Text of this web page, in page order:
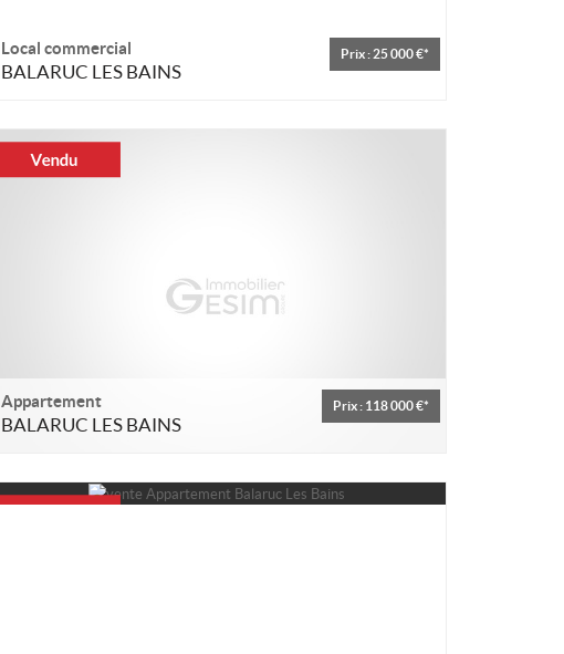
Local commercial
BALARUC LES BAINS
Prix : 25 000 €*
Appartement
BALARUC LES BAINS
Prix : 118 000 €*